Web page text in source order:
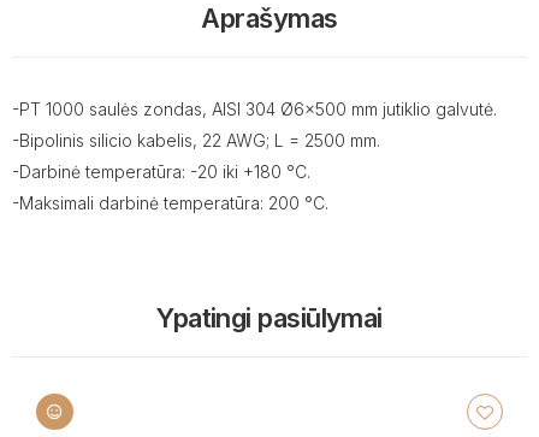
Aprašymas
-PT 1000 saulės zondas, AISI 304 Ø6x500 mm jutiklio galvutė.
-Bipolinis silicio kabelis, 22 AWG; L = 2500 mm.
-Darbinė temperatūra: -20 iki +180 °C.
-Maksimali darbinė temperatūra: 200 °C.
Ypatingi pasiūlymai